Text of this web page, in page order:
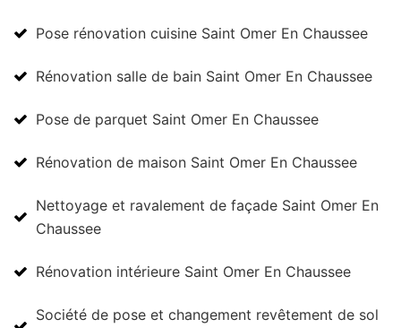
Pose rénovation cuisine Saint Omer En Chaussee
Rénovation salle de bain Saint Omer En Chaussee
Pose de parquet Saint Omer En Chaussee
Rénovation de maison Saint Omer En Chaussee
Nettoyage et ravalement de façade Saint Omer En
Chaussee
Rénovation intérieure Saint Omer En Chaussee
Société de pose et changement revêtement de sol